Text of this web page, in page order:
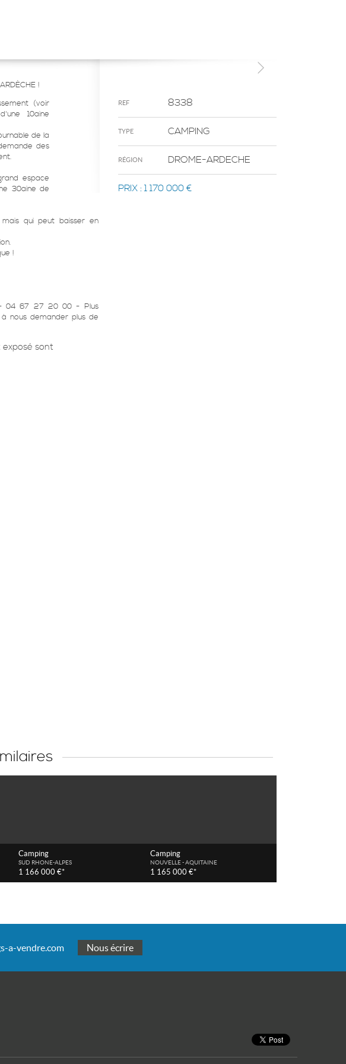
REF 8338
TYPE CAMPING
RÉGION DROME-ARDECHE
PRIX : 1 170 000 €
!
(voir
10aine
de la
des
espace
30aine de
qui peut baisser en
!
- 04 67 27 20 00 - Plus
nous demander plus de
exposé sont
Camping
SUD RHONE-ALPES
1 166 000 €*
Camping
NOUVELLE - AQUITAINE
1 165 000 €*
a-vendre.com Nous écrire